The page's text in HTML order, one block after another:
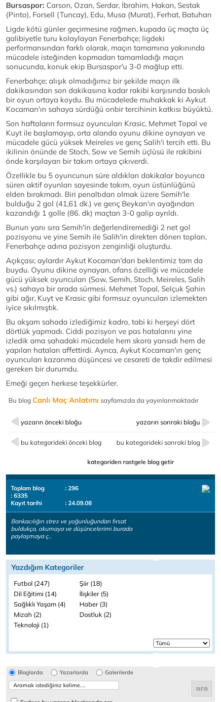
Bursaspor: Carson, Ozan, Serdar, İbrahim, Hakan, Sestak
(Pinto), Forsell (Tuncay), Edu, Musa (Murat), Ferhat, Batuhan
Ligde kötü günler geçirmesine rağmen, kupada üç maçta üç
galibiyetle turu kolaylayan Fenerbahçe; ligdeki
performansından farklı olarak, maçın tamamına yakınında
mücadele isteğinden kopmadan tamamladığı maçın
sonucunda, konuk ekip Bursaspor'u 3-0 mağlup etti.
Fenerbahçe; alışık olmadığımız bir şekilde maçın ilk
dakikasından son dakikasına kadar rakibi karşısında baskılı
bir oyun ortaya koydu. Bu mücadelede muhakkak ki Aykut
Kocaman'ın sahaya sürdüğü onbir tercihinin katkısı büyüktü.
Son haftaların formsuz oyuncuları Krasic, Mehmet Topal ve
Kuyt ile başlamayıp, orta alanda oyunu dikine oynayan ve
mücadele gücü yüksek Meireles ve genç Salih'i tercih etti. Bu
ikilinin önünde de Stoch, Sow ve Semih üçlüsü ile rakibini
önde karşılayan bir takım ortaya çıkıverdi.
Özellikle bu 5 oyuncunun süre aldıkları dakikalar boyunca
süren aktif oyunları sayesinde takım, oyun üstünlüğünü
elden bırakmadı. Biri penaltıdan olmak üzere Semih'le
bulduğu 2 gol (41,61 dk.) ve genç Beykan'ın ayağından
kazandığı 1 golle (86. dk) maçtan 3-0 galip ayrıldı.
Bunun yanı sıra Semih'in değerlendiremediği 2 net gol
pozisyonu ve yine Semih ile Salih'in direkten dönen topları,
Fenerbahçe adına pozisyon zenginliği oluşturdu.
Açıkçası; aylardır Aykut Kocaman'dan beklentimiz tam da
buydu. Oyunu dikine oynayan, ofans özelliği ve mücadele
gücü yüksek oyuncuları (Sow, Semih, Stoch, Meireles, Salih
vs.) sahaya bir arada sürmesi. Mehmet Topal, Selçuk Şahin
gibi ağır, Kuyt ve Krasic gibi formsuz oyuncuları izlemekten
iyice sıkılmıştık.
Bu akşam sahada izlediğimiz kadro, tabi ki herşeyi dört
dörtlük yapmadı. Ciddi pozisyon ve pas hatalarını yine
izledik ama sahadaki mücadele hem skora yansıdı hem de
yapılan hataları affettirdi. Ayrıca, Aykut Kocaman'ın genç
oyuncuları kazanma düşüncesi ve cesareti de takdir edilmesi
gereken bir durumdu.
Emeği geçen herkese teşekkürler.
Bu blog Canlı Maç Anlatımı sayfamızda da yayınlanmaktadır
yazarın önceki bloğu yazarın sonraki bloğu
bu kategorideki önceki blog bu kategorideki sonraki blog
kategoriden rastgele blog getir
Toplam blog
: 296
: 6335
Kayıt tarihi
: 24.09.08
Bankacılığın stres ve yoğunluğundan fırsat
buldukça, okumaya ve düşüncelerimi burada
paylaşmaya ç..
Yazdığım Kategoriler
Futbol (247)
Şiir (18)
Dil Eğitimi (14)
İlişkiler (5)
Sağlıklı Yaşam (4)
Haber (3)
Mizah (2)
Dostluk (2)
Teknoloji (1)
Bloglarda Yazarlarda Galerilerde